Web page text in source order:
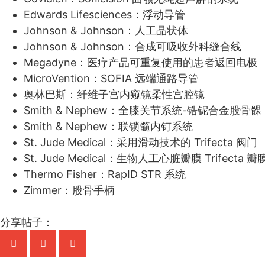
Edwards Lifesciences：浮动导管
Johnson & Johnson：人工晶状体
Johnson & Johnson：合成可吸收外科缝合线
Megadyne：医疗产品可重复使用的患者返回电极
MicroVention：SOFIA 远端通路导管
奥林巴斯：纤维子宫内窥镜柔性宫腔镜
Smith & Nephew：全膝关节系统-锆铌合金股骨髁
Smith & Nephew：联锁髓内钉系统
St. Jude Medical：采用滑动技术的 Trifecta 阀门
St. Jude Medical：生物人工心脏瓣膜 Trifecta 瓣
Thermo Fisher：RapID STR 系统
Zimmer：股骨手柄
分享帖子：